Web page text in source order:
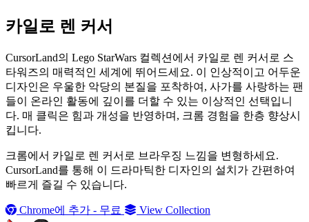
카일로 렌 커서
CursorLand의 Lego StarWars 컬렉션에서 카일로 렌 커서로 스
타워즈의 매력적인 세계에 뛰어드세요. 이 인상적이고 어두운
디자인은 우울한 악당의 본질을 포착하여, 사가를 사랑하는 팬
들이 온라인 활동에 깊이를 더할 수 있는 이상적인 선택입니
다. 매 클릭은 힘과 개성을 반영하며, 크롬 경험을 한층 향상시
킵니다.
크롬에서 카일로 렌 커서로 브라우징 느낌을 변형하세요.
CursorLand를 통해 이 드라마틱한 디자인의 설치가 간편하여
빠르게 즐길 수 있습니다.
Chrome에 추가 - 무료 View Collection